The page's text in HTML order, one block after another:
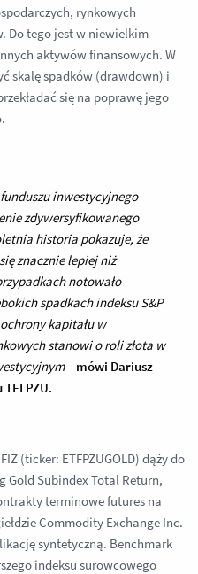
rynkowych
Do tego jest w niewielkim
aktywów finansowych. W
skalę spadków (drawdown) i
się na poprawę jego
inwestycyjnego
zdywersyfikowanego
historia pokazuje, że
znacznie lepiej niż
notowało
spadkach indeksu S&P
kapitału w
stanowi o roli złota w
– mówi Dariusz
PZU.
(ticker: ETFPZUGOLD) dąży do
Subindex Total Return,
terminowe futures na
Commodity Exchange Inc.
syntetyczną. Benchmark
indeksu surowcowego